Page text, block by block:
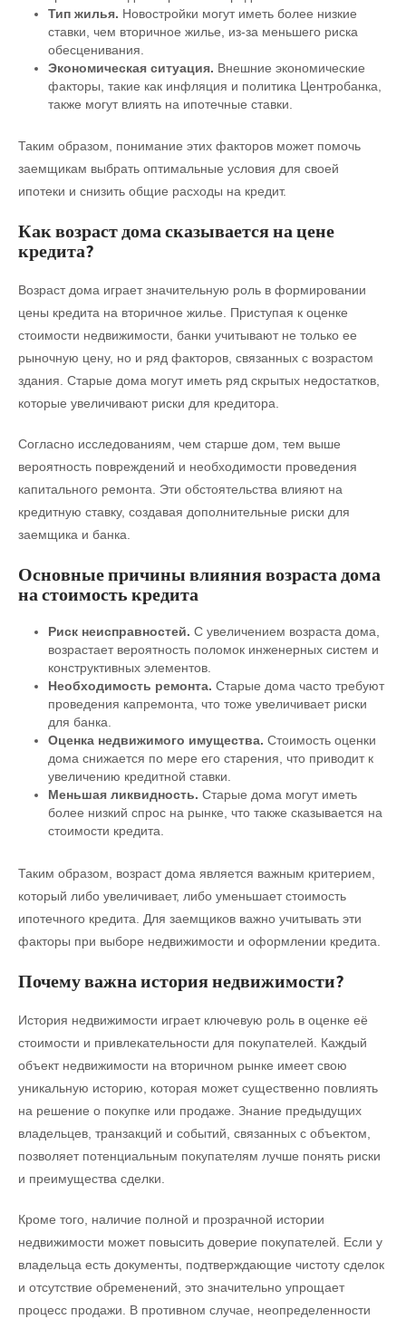
Тип жилья. Новостройки могут иметь более низкие
ставки, чем вторичное жилье, из-за меньшего риска
обесценивания.
Экономическая ситуация. Внешние экономические
факторы, такие как инфляция и политика Центробанка,
также могут влиять на ипотечные ставки.
Таким образом, понимание этих факторов может помочь
заемщикам выбрать оптимальные условия для своей
ипотеки и снизить общие расходы на кредит.
Как возраст дома сказывается на цене
кредита?
Возраст дома играет значительную роль в формировании
цены кредита на вторичное жилье. Приступая к оценке
стоимости недвижимости, банки учитывают не только ее
рыночную цену, но и ряд факторов, связанных с возрастом
здания. Старые дома могут иметь ряд скрытых недостатков,
которые увеличивают риски для кредитора.
Согласно исследованиям, чем старше дом, тем выше
вероятность повреждений и необходимости проведения
капитального ремонта. Эти обстоятельства влияют на
кредитную ставку, создавая дополнительные риски для
заемщика и банка.
Основные причины влияния возраста дома
на стоимость кредита
Риск неисправностей. С увеличением возраста дома,
возрастает вероятность поломок инженерных систем и
конструктивных элементов.
Необходимость ремонта. Старые дома часто требуют
проведения капремонта, что тоже увеличивает риски
для банка.
Оценка недвижимого имущества. Стоимость оценки
дома снижается по мере его старения, что приводит к
увеличению кредитной ставки.
Меньшая ликвидность. Старые дома могут иметь
более низкий спрос на рынке, что также сказывается на
стоимости кредита.
Таким образом, возраст дома является важным критерием,
который либо увеличивает, либо уменьшает стоимость
ипотечного кредита. Для заемщиков важно учитывать эти
факторы при выборе недвижимости и оформлении кредита.
Почему важна история недвижимости?
История недвижимости играет ключевую роль в оценке её
стоимости и привлекательности для покупателей. Каждый
объект недвижимости на вторичном рынке имеет свою
уникальную историю, которая может существенно повлиять
на решение о покупке или продаже. Знание предыдущих
владельцев, транзакций и событий, связанных с объектом,
позволяет потенциальным покупателям лучше понять риски
и преимущества сделки.
Кроме того, наличие полной и прозрачной истории
недвижимости может повысить доверие покупателей. Если у
владельца есть документы, подтверждающие чистоту сделок
и отсутствие обременений, это значительно упрощает
процесс продажи. В противном случае, неопределенности